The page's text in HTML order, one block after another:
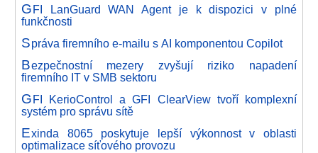
GFI LanGuard WAN Agent je k dispozici v plné
funkčnosti
Správa firemního e-mailu s AI komponentou Copilot
Bezpečnostní mezery zvyšují riziko napadení
firemního IT v SMB sektoru
GFI KerioControl a GFI ClearView tvoří komplexní
systém pro správu sítě
Exinda 8065 poskytuje lepší výkonnost v oblasti
optimalizace síťového provozu